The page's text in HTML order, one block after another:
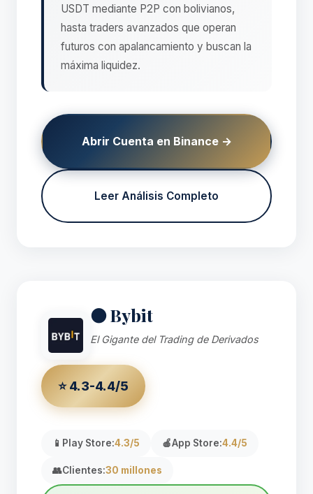
USDT mediante P2P con bolivianos,
hasta traders avanzados que operan
futuros con apalancamiento y buscan la
máxima liquidez.
Abrir Cuenta en Binance →
Leer Análisis Completo
⚫ Bybit
El Gigante del Trading de Derivados
⭐ 4.3-4.4/5
📱 Play Store:4.3/5 🍎App Store:4.4/5
👥Clientes:30 millones